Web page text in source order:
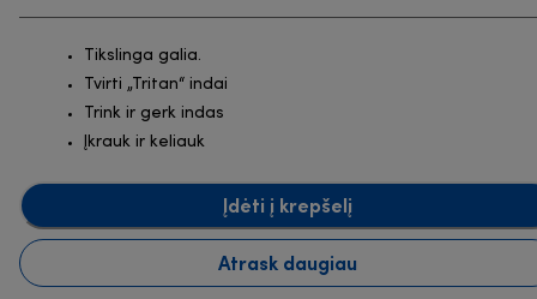
Tikslinga galia.
Tvirti „Tritan“ indai
Trink ir gerk indas
Įkrauk ir keliauk
Įdėti į krepšelį
Atrask daugiau